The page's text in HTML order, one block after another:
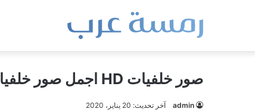
صور خلفيات HD اجمل صور خلفيات عالية الجودة
admin آخر تحديث: 20 يناير، 2020